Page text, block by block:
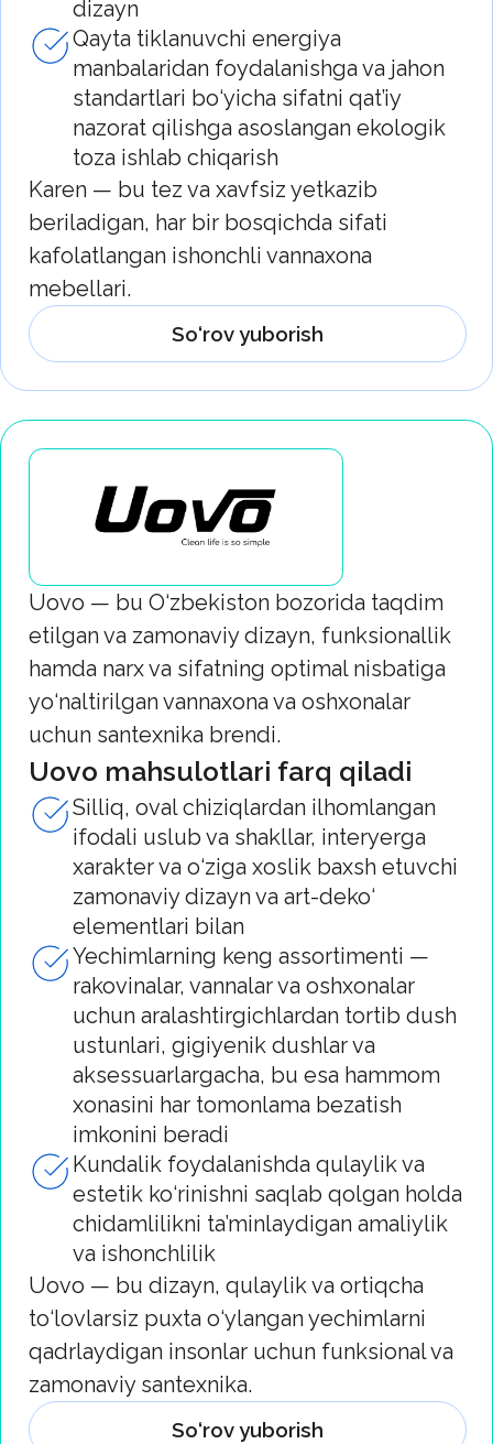
qadrlaydigan insonlar uchun funksional va
zamonaviy santexnika.
So‘rov yuborish
NOVA — O‘zbekistonning sifat, amaliylik va
qulaylikka yo‘naltirilgan zamonaviy
santexnika yechimlari brendi.
Iqlim va ekspluatatsion yuklamalarga
chidamlilik
Narx, chidamlilik va funksionallikning
NOVA mahsulotlari turar-joy va tijorat
loyihalarida barqaror va samarali
muhandislik tizimlarini yaratishga yordam
beradi. Uzoq muddatli foydalanish va
qulay foydalanishga mo‘ljallangan
yechimlarni tanlang.
Qaragat Ceramics — kundalik foydalanish
uchun amaliy va arzon yechimlarga
yo‘naltirilgan Xitoyning santexnika
mahsulotlari brendi.
Assortimentda klassik dizayn va universal
funksionallikka ega unitazlar, rakovinalar va
boshqa sanitariya keramikasi mahsulotlari
mavjud. Mahsulotlar o‘rnatishning
soddaligi, foydalanish qulayligi, narx va
sifatning optimal nisbati bilan ajralib turadi.
Brend cheklangan byudjetli loyihalar
uchun mos keladi, bu yerda ortiqcha
to‘lovlarsiz asosiy qulaylik darajasini
ta’minlash muhimdir.
So‘rov yuborish